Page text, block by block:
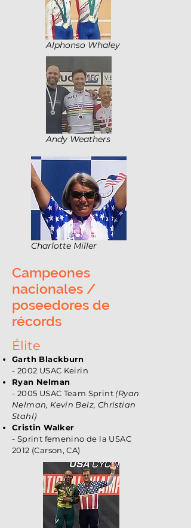
Alphonso Whaley
Andy Weathers
Charlotte Miller
Campeones
nacionales /
poseedores de
récords
Élite
Garth Blackburn
- 2002 USAC Keirin
Ryan Nelman
- 2005 USAC Team Sprint (Ryan
Nelman, Kevin Belz, Christian
Stahl)
Cristin Walker
- Sprint femenino de la USAC
2012 (Carson, CA)